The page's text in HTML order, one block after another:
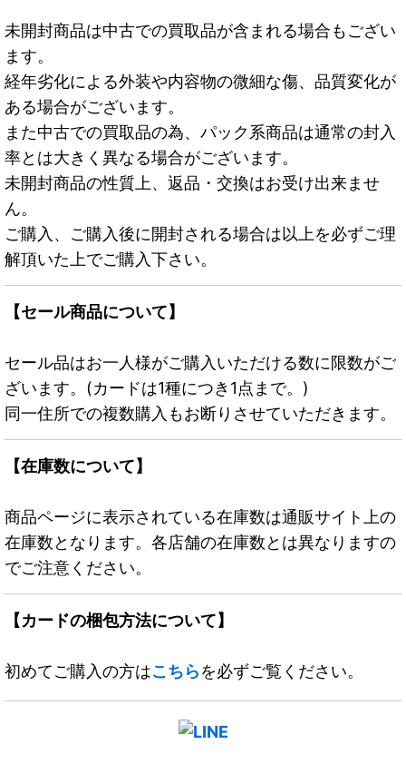
未開封商品は中古での買取品が含まれる場合もござい
ます。
経年劣化による外装や内容物の微細な傷、品質変化が
ある場合がございます。
また中古での買取品の為、パック系商品は通常の封入
率とは大きく異なる場合がございます。
未開封商品の性質上、返品・交換はお受け出来ませ
ん。
ご購入、ご購入後に開封される場合は以上を必ずご理
解頂いた上でご購入下さい。
【セール商品について】
セール品はお一人様がご購入いただける数に限数がご
ざいます。(カードは1種につき1点まで。)
同一住所での複数購入もお断りさせていただきます。
【在庫数について】
商品ページに表示されている在庫数は通販サイト上の
在庫数となります。各店舗の在庫数とは異なりますの
でご注意ください。
【カードの梱包方法について】
初めてご購入の方はこちらを必ずご覧ください。